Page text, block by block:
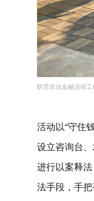
防范非法金融活动
活动以“守住
设立咨询台
进行以案释
法手段，手